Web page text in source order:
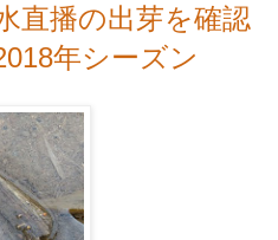
直播の出芽を確認
年シーズン